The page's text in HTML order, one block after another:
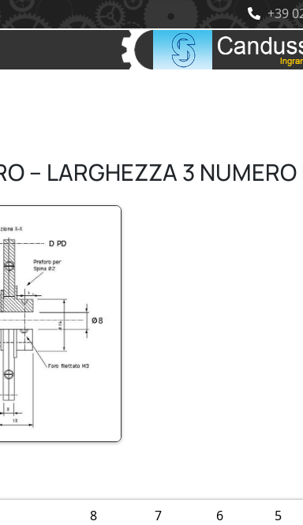
+39
– LARGHEZZA 3
8 7 6
5